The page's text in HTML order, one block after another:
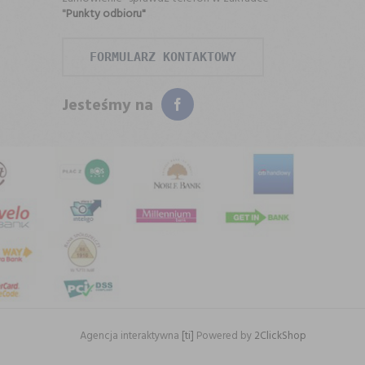
"Punkty odbioru"
FORMULARZ KONTAKTOWY
Jesteśmy na
Agencja interaktywna [ti] Powered by 2ClickShop